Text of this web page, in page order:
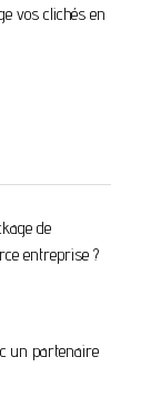
vos clichés en
de
entreprise ?
un partenaire